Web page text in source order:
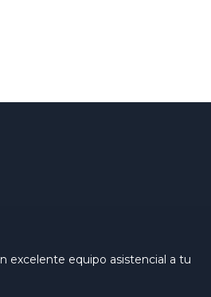
excelente equipo asistencial a tu